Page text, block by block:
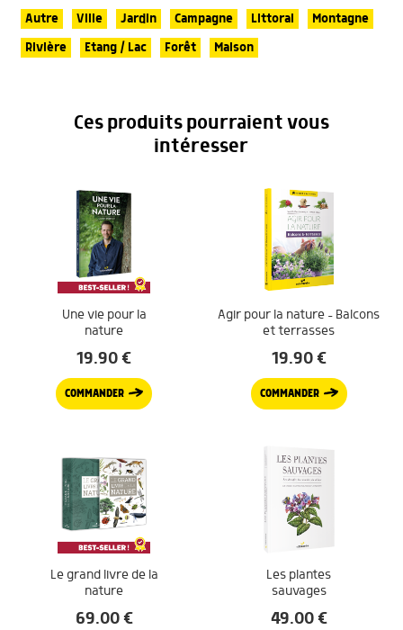
Autre Ville Jardin Campagne Littoral
Montagne
Rivière
Etang / Lac Forêt Maison
Ces produits pourraient vous
intéresser
Une vie pour la
nature
19.90€
COMMANDER
Agir pour la nature – Balcons
et terrasses
19.90€
COMMANDER
Le grand livre de la
nature
69.00€
Les plantes
sauvages
49.00€